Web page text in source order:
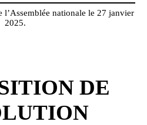
l’Assemblée nationale le 27 janvier
2025.
DE